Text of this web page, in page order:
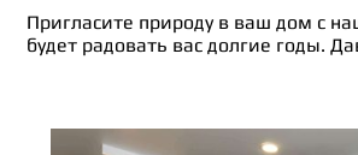
Пригласите природу в ваш дом с
будет радовать вас долгие годы.